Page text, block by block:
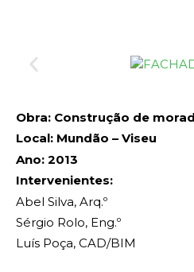
Obra: Construção de
Local: Mundão – Viseu
Ano: 2013
Intervenientes:
Abel Silva, Arq.º
Sérgio Rolo, Eng.º
Luís Poça, CAD/BIM